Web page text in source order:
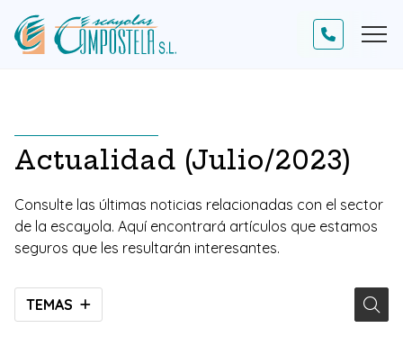
Actualidad (Julio/2023)
Consulte las últimas noticias relacionadas con el sector
de la escayola. Aquí encontrará artículos que estamos
seguros que les resultarán interesantes.
TEMAS